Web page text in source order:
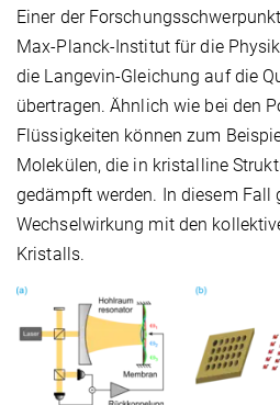
Einer der
Max-Planck-Institut für die
die Langevin-Gleichung auf die
übertragen. Ähnlich wie bei den
Flüssigkeiten können zum
Molekülen, die in kristalline
gedämpft werden. In diesem Fall
Wechselwirkung mit den
Kristalls.